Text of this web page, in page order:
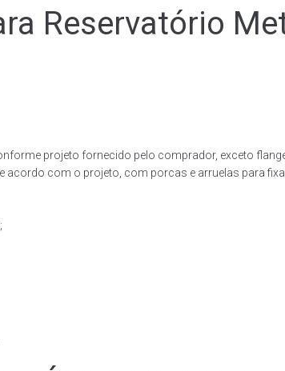
Reservatório
projeto fornecido pelo comprador, exceto
acordo com o projeto, com porcas e arruelas para